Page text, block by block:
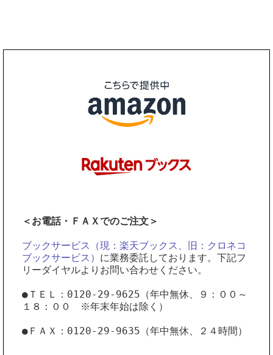
＜お電話・ＦＡＸでのご注文＞
ブックサービス（現：楽天ブックス、旧：クロネコ
ブックサービス） に業務委託しております。下記フ
リーダイヤルよりお問い合わせください。
●ＴＥＬ：0120-29-9625（年中無休、９：００～
１８：００ ※年末年始は除く）
●ＦＡＸ：0120-29-9635（年中無休、２４時間）